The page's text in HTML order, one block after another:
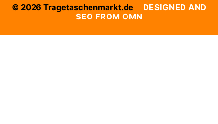
© 2026 Tragetaschenmarkt.de DESIGNED AND
SEO FROM OMN